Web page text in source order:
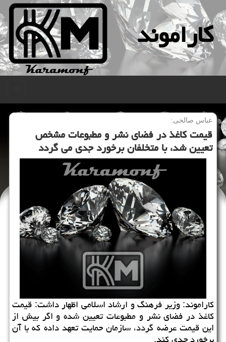
كاراموند
عباس صالحی:
قیمت كاغذ در فضای نشر و مطبوعات مشخص
تعیین شد، با متخلفان برخورد جدی می گردد
كاراموند: وزیر فرهنگ و ارشاد اسلامی اظهار داشت: قیمت
كاغذ در فضای نشر و مطبوعات تعیین شده و اگر بیش از
این قیمت عرضه گردد، سازمان حمایت تعهد داده كه با آن